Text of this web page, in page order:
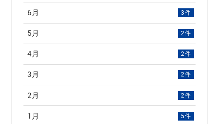
6月 3件
5月 2件
4月 2件
3月 2件
2月 2件
1月 5件